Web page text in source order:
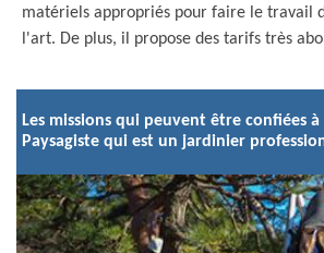
matériels appropriés pour faire le travail
l'art. De plus, il propose des tarifs très
Les missions qui peuvent être confiées à
Paysagiste qui est un jardinier